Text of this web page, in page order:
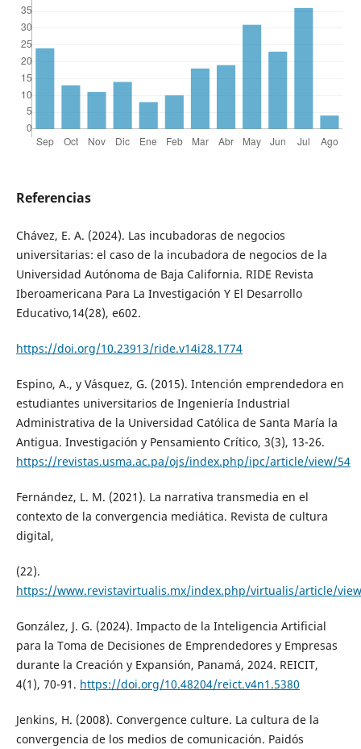
Referencias
Chávez, E. A. (2024). Las incubadoras de negocios
universitarias: el caso de la incubadora de negocios de la
Universidad Autónoma de Baja California. RIDE Revista
Iberoamericana Para La Investigación Y El Desarrollo
Educativo,14(28), e602.
https://doi.org/10.23913/ride.v14i28.1774
Espino, A., y Vásquez, G. (2015). Intención emprendedora en
estudiantes universitarios de Ingeniería Industrial
Administrativa de la Universidad Católica de Santa María la
Antigua. Investigación y Pensamiento Crítico, 3(3), 13-26.
https://revistas.usma.ac.pa/ojs/index.php/ipc/article/view/54
Fernández, L. M. (2021). La narrativa transmedia en el
contexto de la convergencia mediática. Revista de cultura
digital,
(22).
https://www.revistavirtualis.mx/index.php/virtualis/article/
González, J. G. (2024). Impacto de la Inteligencia Artificial
para la Toma de Decisiones de Emprendedores y Empresas
durante la Creación y Expansión, Panamá, 2024. REICIT,
4(1), 70-91. https://doi.org/10.48204/reict.v4n1.5380
Jenkins, H. (2008). Convergence culture. La cultura de la
convergencia de los medios de comunicación. Paidós